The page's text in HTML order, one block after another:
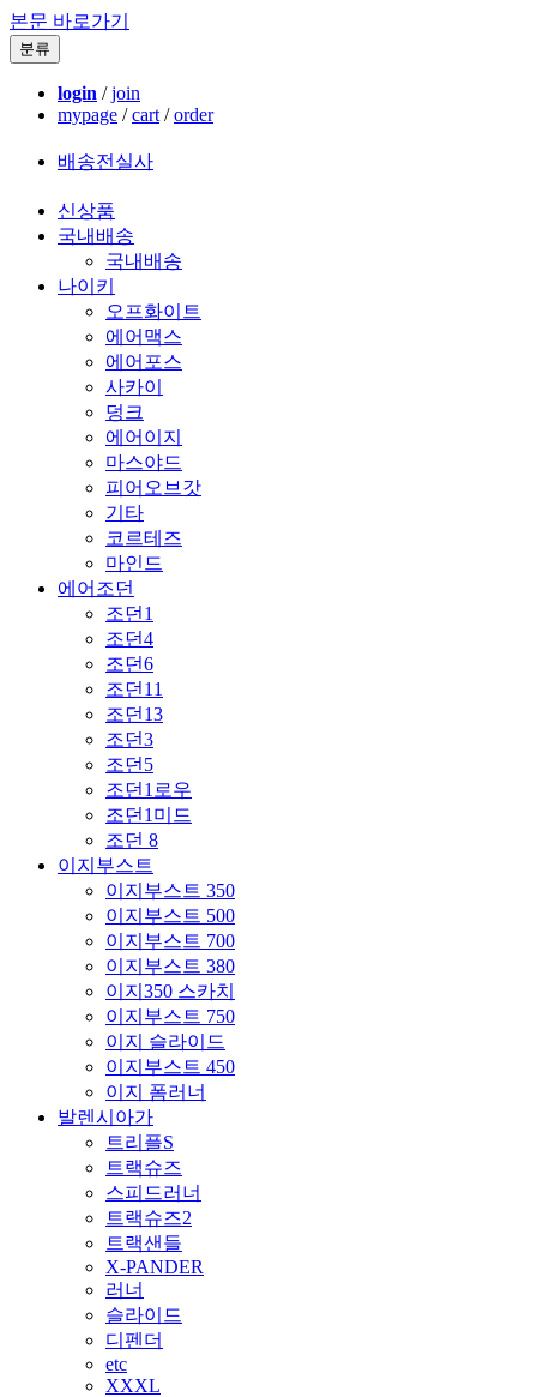
본문 바로가기
분류
login /join
mypage /cart /order
배송전실사
신상품
국내배송
국내배송
나이키
오프화이트
에어맥스
에어포스
사카이
덩크
에어이지
마스야드
피어오브갓
기타
코르테즈
마인드
에어조던
조던1
조던4
조던6
조던11
조던13
조던3
조던5
조던1로우
조던1미드
조던 8
이지부스트
이지부스트 350
이지부스트 500
이지부스트 700
이지부스트 380
이지350 스카치
이지부스트 750
이지 슬라이드
이지부스트 450
이지 폼러너
발렌시아가
트리플S
트랙슈즈
스피드러너
트랙슈즈2
트랙샌들
X-PANDER
러너
슬라이드
디펜더
etc
XXXL